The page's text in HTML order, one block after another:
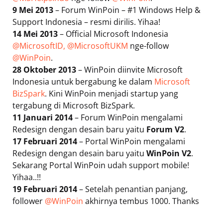
9 Mei 2013– Forum WinPoin – #1 Windows Help &
Support Indonesia – resmi dirilis. Yihaa!
14 Mei 2013– Official Microsoft Indonesia
@MicrosoftID, @MicrosoftUKM nge-follow
@WinPoin.
28 Oktober 2013– WinPoin diinvite Microsoft
Indonesia untuk bergabung ke dalam Microsoft
BizSpark. Kini WinPoin menjadi startup yang
tergabung di Microsoft BizSpark.
11 Januari 2014– Forum WinPoin mengalami
Redesign dengan desain baru yaitu Forum V2.
17 Februari 2014– Portal WinPoin mengalami
Redesign dengan desain baru yaitu WinPoin V2.
Sekarang Portal WinPoin udah support mobile!
Yihaa..!!
19 Februari 2014– Setelah penantian panjang,
follower @WinPoin akhirnya tembus 1000. Thanks